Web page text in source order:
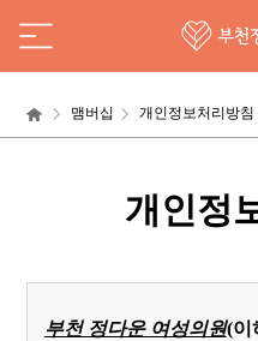
맴버십 개인정보처리방침
개인정
부천 정다운 여성의원(이